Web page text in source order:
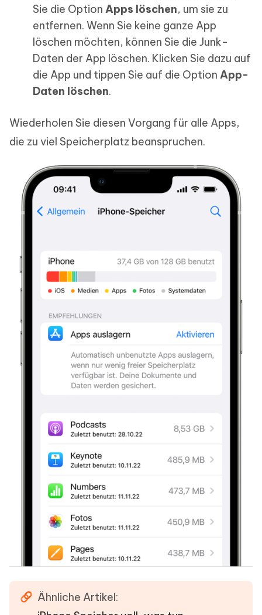
Sie die Option Apps löschen, um sie zu
entfernen. Wenn Sie keine ganze App
löschen möchten, können Sie die Junk-
Daten der App löschen. Klicken Sie dazu auf
die App und tippen Sie auf die Option App-
Daten löschen.
Wiederholen Sie diesen Vorgang für alle Apps,
die zu viel Speicherplatz beanspruchen.
Ähnliche Artikel: